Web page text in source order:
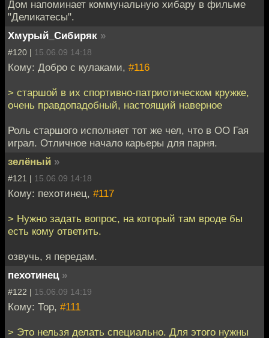
Дом напоминает коммунальную хибару в фильме
"Деликатесы".
Хмурый_Сибиряк »
#120 | 15.06.09 14:18
Кому: Добро с кулаками, #116
> старшой в их спортивно-патриотическом кружке,
очень правдопадобный, настоящий наверное
Роль старшого исполняет тот же чел, что в ОО Гая
играл. Отличное начало карьеры для парня.
зелёный »
#121 | 15.06.09 14:18
Кому: пехотинец, #117
> Нужно задать вопрос, на который там вроде бы
есть кому ответить.
озвучь, я передам.
пехотинец »
#122 | 15.06.09 14:19
Кому: Тор, #111
> Это нельзя делать специально. Для этого нужны